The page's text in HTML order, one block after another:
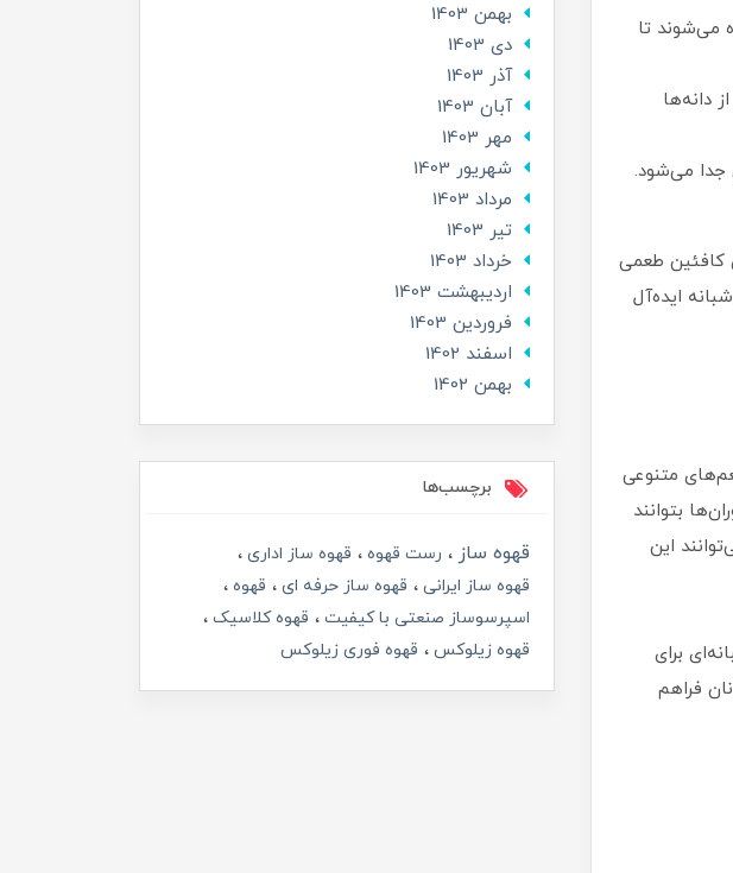
می‌شوند تا
دانه‌ها
جدا می‌شود.
کافئین طعمی
ایده‌آل
متنوعی
بتوانند
این
برای
فراهم
بهمن 1403
دی 1403
آذر 1403
آبان 1403
مهر 1403
شهریور 1403
مرداد 1403
تير 1403
خرداد 1403
ارديبهشت 1403
فروردین 1403
اسفند 1402
بهمن 1402
برچسب‌ها
قهوه ساز رست قهوه
قهوه ساز اداری
قهوه ساز ایرانی
قهوه ساز حرفه ای
قهوه
اسپرسوساز صنعتی با کیفیت
قهوه کلاسیک
قهوه زیلوکس
قهوه فوری زیلوکس